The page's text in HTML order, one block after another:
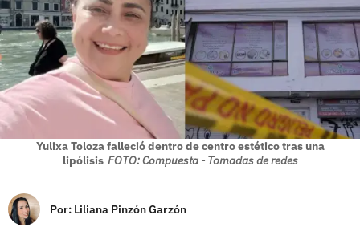
Yulixa Toloza falleció dentro de centro estético tras una
lipólisis FOTO: Compuesta - Tomadas de redes
Por: Liliana Pinzón Garzón